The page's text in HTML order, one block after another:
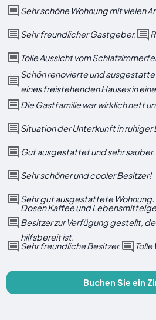
Sehr schöne Wohnung mit vielen
Sehr freundlicher Gastgeber.
Tolle Aussicht vom
Schön renovierte und
eines freistehenden Hauses in
Die Gastfamilie war wirklich nett
Situation der Unterkunft in ruhiger
Gut ausgestattet und sehr sauber.
Sehr schöner und cooler Besitzer!
Sehr gut ausgestattete Wohnung.
Dosen Kaffee und
Besitzer zur Verfügung gestellt,
hilfsbereit ist.
Sehr freundliche Besitzer.
Tolle
Buchen Sie ein